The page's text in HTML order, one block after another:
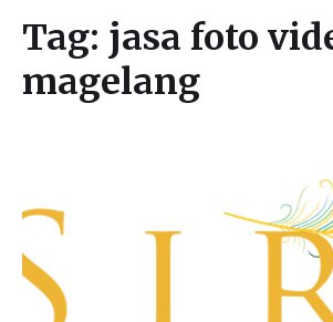
Tag: jasa foto
magelang